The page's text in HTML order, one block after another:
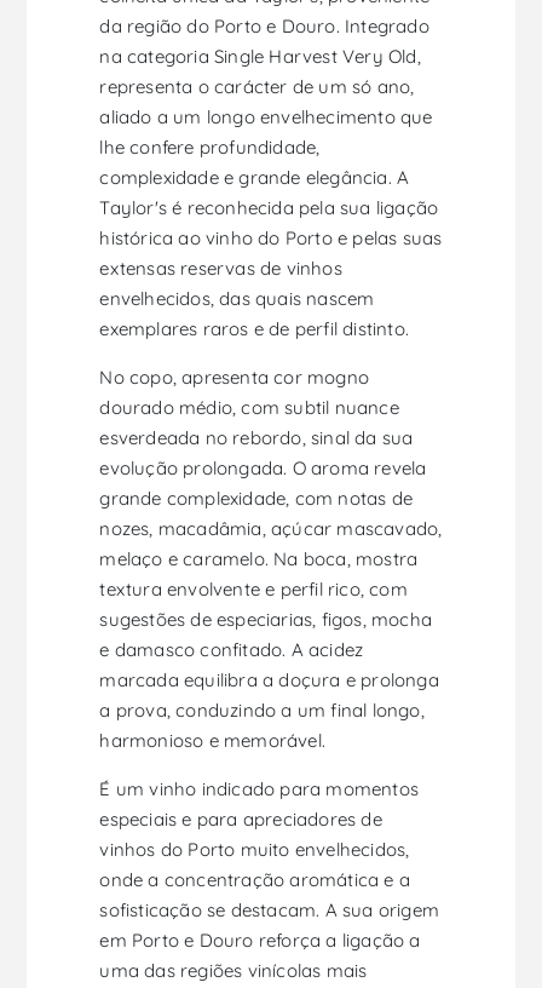
da região do Porto e Douro. Integrado
na categoria Single Harvest Very Old,
representa o carácter de um só ano,
aliado a um longo envelhecimento que
lhe confere profundidade,
complexidade e grande elegância. A
Taylor's é reconhecida pela sua ligação
histórica ao vinho do Porto e pelas suas
extensas reservas de vinhos
envelhecidos, das quais nascem
exemplares raros e de perfil distinto.
No copo, apresenta cor mogno
dourado médio, com subtil nuance
esverdeada no rebordo, sinal da sua
evolução prolongada. O aroma revela
grande complexidade, com notas de
nozes, macadâmia, açúcar mascavado,
melaço e caramelo. Na boca, mostra
textura envolvente e perfil rico, com
sugestões de especiarias, figos, mocha
e damasco confitado. A acidez
marcada equilibra a doçura e prolonga
a prova, conduzindo a um final longo,
harmonioso e memorável.
É um vinho indicado para momentos
especiais e para apreciadores de
vinhos do Porto muito envelhecidos,
onde a concentração aromática e a
sofisticação se destacam. A sua origem
em Porto e Douro reforça a ligação a
uma das regiões vinícolas mais